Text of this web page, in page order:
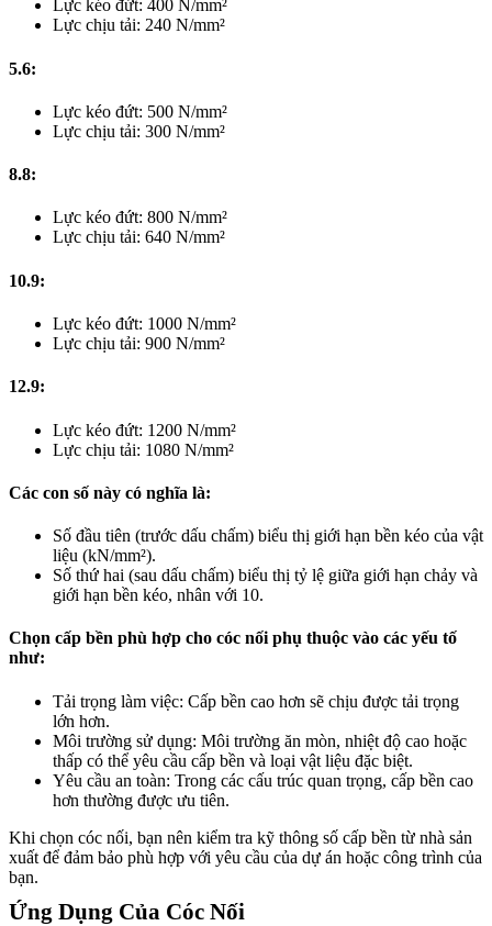
Lực kéo đứt: 400 N/mm²
Lực chịu tải: 240 N/mm²
5.6:
Lực kéo đứt: 500 N/mm²
Lực chịu tải: 300 N/mm²
8.8:
Lực kéo đứt: 800 N/mm²
Lực chịu tải: 640 N/mm²
10.9:
Lực kéo đứt: 1000 N/mm²
Lực chịu tải: 900 N/mm²
12.9:
Lực kéo đứt: 1200 N/mm²
Lực chịu tải: 1080 N/mm²
Các con số này có nghĩa là:
Số đầu tiên (trước dấu chấm) biểu thị giới hạn bền kéo của vật
liệu (kN/mm²).
Số thứ hai (sau dấu chấm) biểu thị tỷ lệ giữa giới hạn chảy và
giới hạn bền kéo, nhân với 10.
Chọn cấp bền phù hợp cho cóc nối phụ thuộc vào các yếu tố
như:
Tải trọng làm việc: Cấp bền cao hơn sẽ chịu được tải trọng
lớn hơn.
Môi trường sử dụng: Môi trường ăn mòn, nhiệt độ cao hoặc
thấp có thể yêu cầu cấp bền và loại vật liệu đặc biệt.
Yêu cầu an toàn: Trong các cấu trúc quan trọng, cấp bền cao
hơn thường được ưu tiên.
Khi chọn cóc nối, bạn nên kiểm tra kỹ thông số cấp bền từ nhà sản
xuất để đảm bảo phù hợp với yêu cầu của dự án hoặc công trình của
bạn.
Ứng Dụng Của Cóc Nối